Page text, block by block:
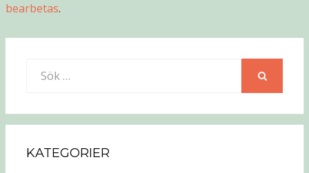
bearbetas.
efter:
KATEGORIER